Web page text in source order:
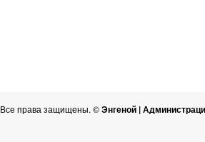
Все права защищены. ©Энгеной |